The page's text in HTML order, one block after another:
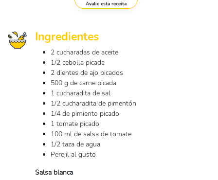
Avalie esta receita
Ingredientes
2 cucharadas de aceite
1/2 cebolla picada
2 dientes de ajo picados
500 g de carne picada
1 cucharadita de sal
1/2 cucharadita de pimentón
1/4 de pimiento picado
1 tomate picado
100 ml de salsa de tomate
1/2 taza de agua
Perejil al gusto
Salsa blanca